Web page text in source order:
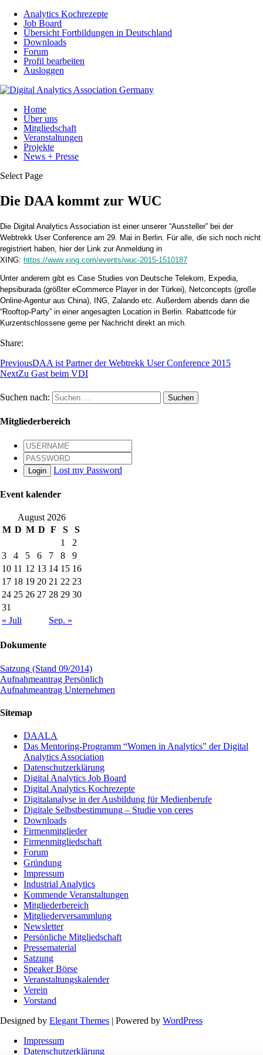
Analytics Kochrezepte
Job Board
Übersicht Fortbildungen in Deutschland
Downloads
Forum
Profil bearbeiten
Ausloggen
Home
Über uns
Mitgliedschaft
Veranstaltungen
Projekte
News + Presse
Select Page
Die DAA kommt zur WUC
Die Digital Analytics Association ist einer unserer “Aussteller” bei der
Webtrekk User Conference am 29. Mai in Berlin. Für alle, die sich noch nicht
registriert haben, hier der Link zur Anmeldung in
XING: https://www.xing.com/events/wuc-2015-1510187
Unter anderem gibt es Case Studies von Deutsche Telekom, Expedia,
hepsiburada (größter eCommerce Player in der Türkei), Netconcepts (große
Online-Agentur aus China), ING, Zalando etc. Außerdem abends dann die
“Rooftop-Party” in einer angesagten Location in Berlin. Rabattcode für
Kurzentschlossene gerne per Nachricht direkt an mich.
Share:
PreviousDAA ist Partner der Webtrekk User Conference 2015
NextZu Gast beim VDI
Suchen nach:
Mitgliederbereich
Login Lost my Password
Event kalender
August 2026
M D M D F S
S
1
2
3
4 5 6 7 8
9
10 11 12 13 14 15 16
17 18 19 20 21 22 23
24 25 26 27 28 29 30
31
« Juli
Sep. »
Dokumente
Satzung (Stand 09/2014)
Aufnahmeantrag Persönlich
Aufnahmeantrag Unternehmen
Sitemap
DAALA
Das Mentoring-Programm “Women in Analytics” der Digital
Analytics Association
Datenschutzerklärung
Digital Analytics Job Board
Digital Analytics Kochrezepte
Digitalanalyse in der Ausbildung für Medienberufe
Digitale Selbstbestimmung – Studie von ceres
Downloads
Firmenmitglieder
Firmenmitgliedschaft
Forum
Gründung
Impressum
Industrial Analytics
Kommende Veranstaltungen
Mitgliederbereich
Mitgliederversammlung
Newsletter
Persönliche Mitgliedschaft
Pressematerial
Satzung
Speaker Börse
Veranstaltungskalender
Verein
Vorstand
Designed by Elegant Themes | Powered by WordPress
Impressum
Datenschutzerklärung